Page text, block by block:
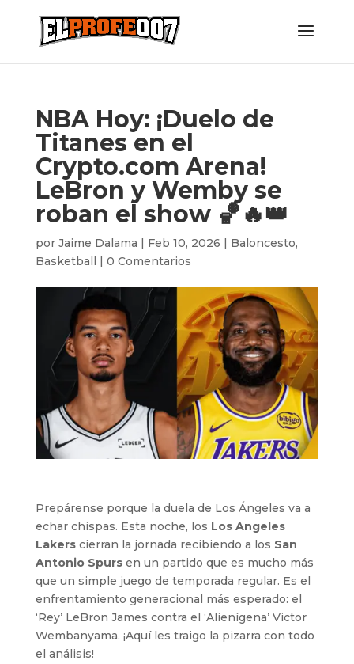
NBA Hoy: ¡Duelo de
Titanes en el
Crypto.com Arena!
LeBron y Wemby se
roban el show 🏀🔥👑
por Jaime Dalama | Feb 10, 2026 | Baloncesto,
Basketball | 0 Comentarios
Prepárense porque la duela de Los Ángeles va a
echar chispas. Esta noche, los Los Angeles
Lakerscierran la jornada recibiendo a los San
Antonio Spursen un partido que es mucho más
que un simple juego de temporada regular. Es el
enfrentamiento generacional más esperado: el
‘Rey’ LeBron James contra el ‘Alienígena’ Victor
Wembanyama. ¡Aquí les traigo la pizarra con todo
el análisis!